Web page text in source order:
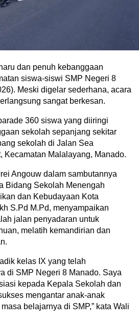
dan penuh kebanggaan
siswa-siswi SMP Negeri 8
Meski digelar sederhana, acara
sangat berkesan.
360 siswa yang diiringi
sekolah sepanjang sekitar
sekolah di Jalan Sea
Kecamatan Malalayang, Manado.
Angouw dalam sambutannya
Bidang Sekolah Menengah
dan Kebudayaan Kota
S.Pd M.Pd, menyampaikan
jalan penyadaran untuk
melatih kemandirian dan
kelas IX yang telah
di SMP Negeri 8 Manado. Saya
kepada Kepala Sekolah dan
mengantar anak-anak
belajarnya di SMP,” kata Wali